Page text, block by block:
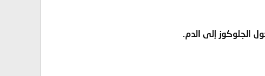
الجلوكوز إلى الدم.